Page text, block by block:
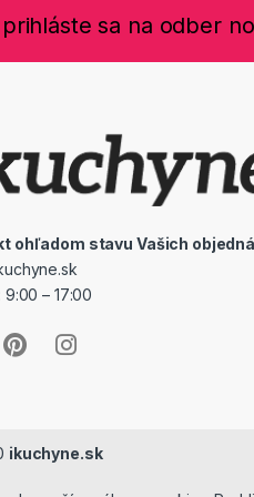
prihláste sa na odber
ohľadom stavu Vašich
9:00 – 17:00
ikuchyne.sk